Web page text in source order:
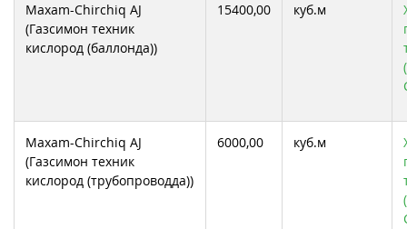
Maxam-Chirchiq AJ
(Газсимон техник
кислород (баллонда))
15400,00 куб.м
Maxam-Chirchiq AJ
(Газсимон техник
кислород (трубопроводда))
6000,00 куб.м